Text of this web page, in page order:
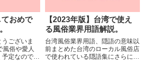
おめで
ございま
風俗や愛人
定なので皆
【2023年版】台湾で使え
る風俗業界用語解説。
台湾風俗業界用語、隠語の意味以
前まとめた台湾のローカル風俗店
で使われている隠語集にさらに新